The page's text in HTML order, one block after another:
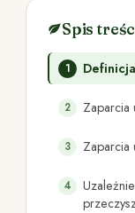
Spis
Zaparcia
Zaparcia